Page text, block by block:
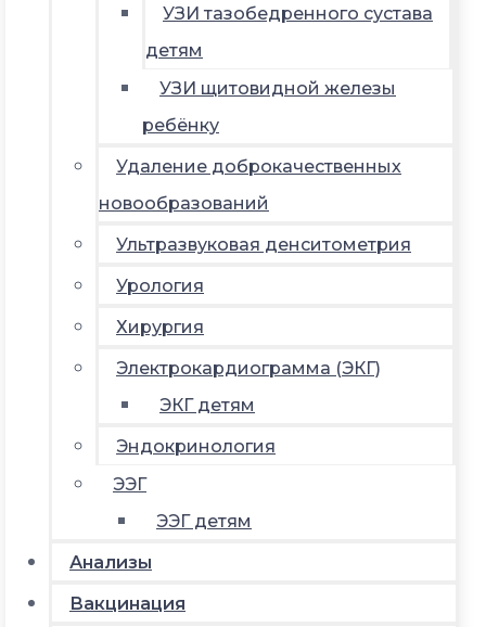
УЗИ тазобедренного сустава
детям
УЗИ щитовидной железы
ребёнку
Удаление доброкачественных
новообразований
Ультразвуковая денситометрия
Урология
Хирургия
Электрокардиограмма (ЭКГ)
ЭКГ детям
Эндокринология
ЭЭГ
ЭЭГ детям
Анализы
Вакцинация